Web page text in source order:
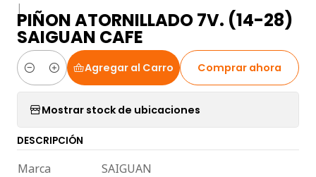
|
PIÑON ATORNILLADO 7V. (14-28)
SAIGUAN CAFE
Cantidad
Agregar al Carro Comprar ahora
Mostrar stock de ubicaciones
DESCRIPCIÓN
Marca
SAIGUAN